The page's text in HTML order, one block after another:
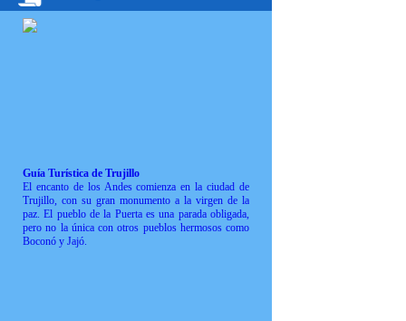
Guía Turística de Trujillo
El encanto de los Andes comienza en la ciudad de
Trujillo, con su gran monumento a la virgen de la
paz. El pueblo de la Puerta es una parada obligada,
pero no la única con otros pueblos hermosos como
Boconó y Jajó.